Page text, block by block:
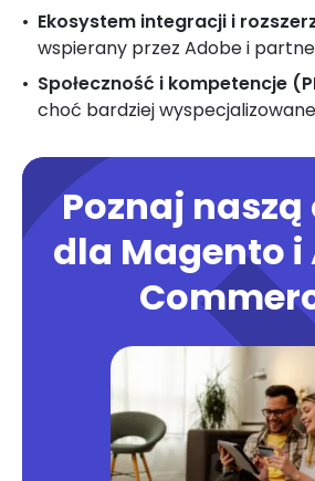
Ekosystem integracji i
wspierany przez Adobe i
Społeczność i kompetencje
choć bardziej
Poznaj
dla Magento i